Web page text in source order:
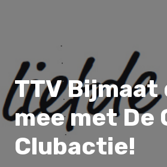
TTV Bijmaat
mee met De
Clubactie!